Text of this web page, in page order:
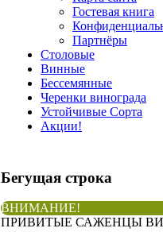
Гостевая книга
Партнёры
Столовые
Винные
Бессемянные
Черенки винограда
Устойчивые Сорта
Акции!
Бегущая строка
ВНИМАНИЕ!
ПРИВИТЫЕ САЖЕНЦЫ